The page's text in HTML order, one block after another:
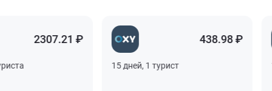
2307.21 ₽ 438.98 ₽
15 дней, 1 турист 10